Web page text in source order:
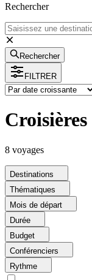
Rechercher
Rechercher
FILTRER
8 voyages
Destinations
Thématiques
Mois de départ
Durée
Budget
Conférenciers
Rythme